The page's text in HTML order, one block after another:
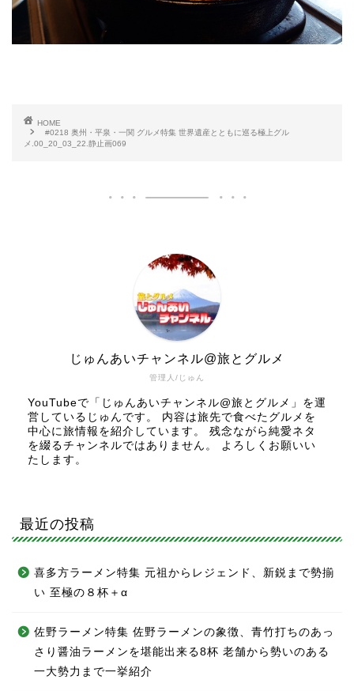
HOME
#0218 奥州・平泉・一関 グルメ特集 世界遺産とともに巡る極上グル
メ.00_20_03_22.静止画069
管理人/じゅん
じゅんあいチャンネル@旅とグルメ
YouTubeで「じゅんあいチャンネル@旅とグルメ」を運
営しているじゅんです。 内容は旅先で食べたグルメを
中心に旅情報を紹介しています。 残念ながら純愛ネタ
を綴るチャンネルではありません。 よろしくお願いい
たします。
最近の投稿
喜多方ラーメン特集 元祖からレジェンド、新鋭まで勢揃
い 至極の８杯＋α
佐野ラーメン特集 佐野ラーメンの象徴、青竹打ちのあっ
さり醤油ラーメンを堪能出来る8杯 老舗から勢いのある
一大勢力まで一挙紹介